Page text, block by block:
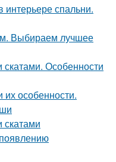
интерьере спальни.
Выбираем лучшее
Особенности
особенности.